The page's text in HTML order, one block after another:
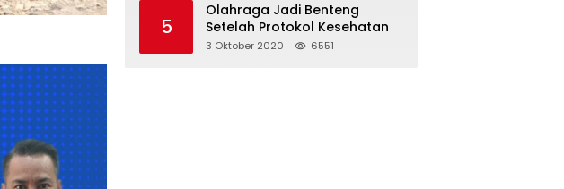
5
Olahraga Jadi Benteng
Setelah Protokol Kesehatan
3 Oktober 2020 6551